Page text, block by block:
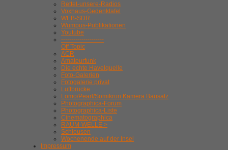
Rettet-unsere-Radios
Voxhaus-Gedenktafel
WEB-SDR
Wumpus-Publikationen
Youtube
---------------------
Off Topic
ACR
Amateurfunk
Die echte Havelquelle
Foto-Galerien
Fotogalerie privat
Luftbrücke
Lomo/Pearl/Somikron Kamera Bausatz
Photographica-Forum
Photographica-Liste
Cinematographica
RAUM-WELLE >
Schleusen
Wochenende auf der Insel
Impressum